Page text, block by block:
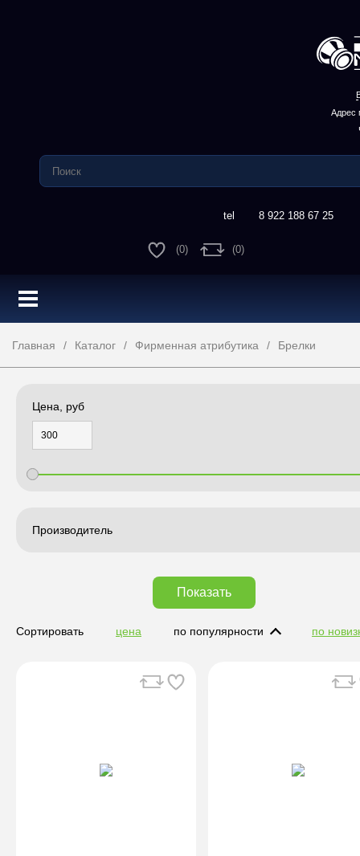
Адрес
8 922 188 67 25
(0) (0)
Главная Каталог Фирменная атрибутика Брелки
Цена, руб
Производитель
Показать
Сортировать цена по популярности по